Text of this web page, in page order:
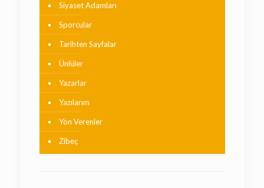
Siyaset Adamları
Sporcular
Tarihten Sayfalar
Ünlüler
Yazarlar
Yazılarım
Yön Verenler
Zibeç